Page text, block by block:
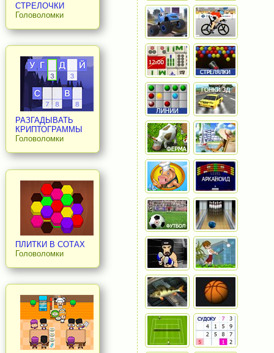
СТРЕЛОЧКИ
Головоломки
РАЗГАДЫВАТЬ
КРИПТОГРАММЫ
Головоломки
ПЛИТКИ В СОТАХ
Головоломки